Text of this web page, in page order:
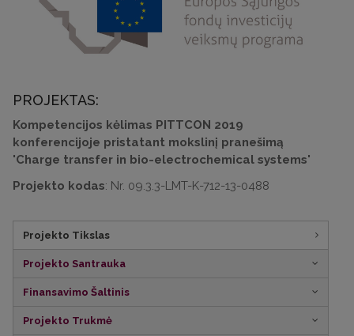
PROJEKTAS:
Kompetencijos kėlimas PITTCON 2019
konferencijoje pristatant mokslinį pranešimą
'Charge transfer in bio-electrochemical systems'
Projekto kodas: Nr. 09.3.3-LMT-K-712-13-0488
Projekto Tikslas
Projekto Santrauka
Finansavimo Šaltinis
Projekto Trukmė